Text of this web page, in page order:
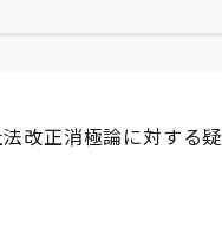
正消極論に対する疑